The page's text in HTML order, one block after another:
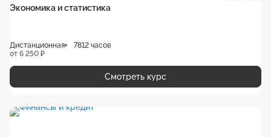
Экономика и статистика
Дистанционная
7812 часов
от 6 250 ₽
Смотреть курс